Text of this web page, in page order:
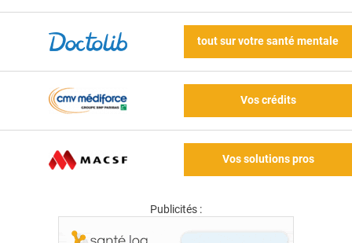
tout sur votre santé mentale
Vos crédits
Vos solutions pros
Publicités :